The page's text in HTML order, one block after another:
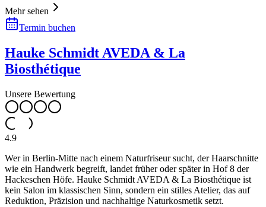
Mehr sehen
Termin buchen
Hauke Schmidt AVEDA & La
Biosthétique
Unsere Bewertung
4.9
Wer in Berlin-Mitte nach einem Naturfriseur sucht, der Haarschnitte
wie ein Handwerk begreift, landet früher oder später in Hof 8 der
Hackeschen Höfe. Hauke Schmidt AVEDA & La Biosthétique ist
kein Salon im klassischen Sinn, sondern ein stilles Atelier, das auf
Reduktion, Präzision und nachhaltige Naturkosmetik setzt.